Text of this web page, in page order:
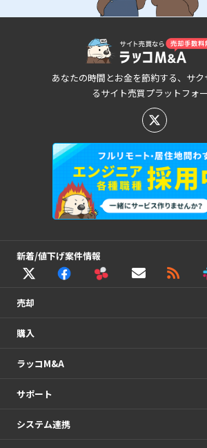
あなたの時間とお金を節約する、サク
るサイト売買プラットフォ
新着/値下げ案件情報
売却
購入
ラッコM&A
サポート
システム連携